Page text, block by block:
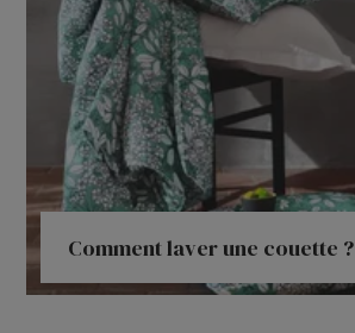
Comment laver une couette ?